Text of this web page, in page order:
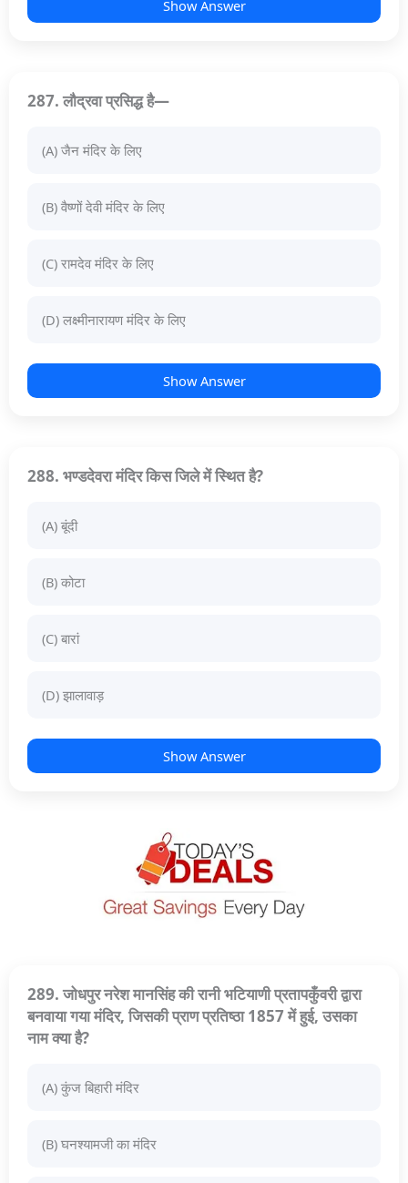
Show Answer
287. लौद्रवा प्रसिद्ध है—
(A) जैन मंदिर के लिए
(B) वैष्णों देवी मंदिर के लिए
(C) रामदेव मंदिर के लिए
(D) लक्ष्मीनारायण मंदिर के लिए
Show Answer
288. भण्डदेवरा मंदिर किस जिले में स्थित है?
(A) बूंदी
(B) कोटा
(C) बारां
(D) झालावाड़
Show Answer
289. जोधपुर नरेश मानसिंह की रानी भटियाणी प्रतापकुँवरी द्वारा
बनवाया गया मंदिर, जिसकी प्राण प्रतिष्ठा 1857 में हुई, उसका
नाम क्या है?
(A) कुंज बिहारी मंदिर
(B) घनश्यामजी का मंदिर